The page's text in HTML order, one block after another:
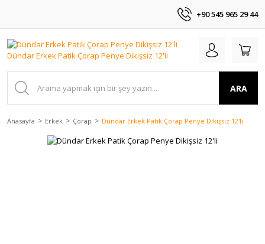
+90 545 965 29 44
ARA
Anasayfa Erkek Çorap Dündar Erkek Patik Çorap Penye Dikişsiz 12'li